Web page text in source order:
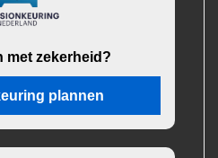
met zekerheid?
plannen